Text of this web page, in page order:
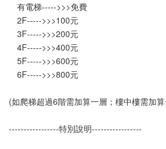
有電梯----->>>免費
2F----->>>100元
3F----->>>200元
4F----->>>400元
5F----->>>600元
6F----->>>800元
(如爬梯超過6階需加算一層；樓中樓需加
-----------------特別說明-----------------